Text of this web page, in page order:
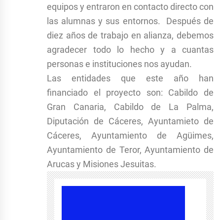
equipos y entraron en contacto directo con
las alumnas y sus entornos. Después de
diez años de trabajo en alianza, debemos
agradecer todo lo hecho y a cuantas
personas e instituciones nos ayudan.
Las entidades que este año han
financiado el proyecto son: Cabildo de
Gran Canaria, Cabildo de La Palma,
Diputación de Cáceres, Ayuntamieto de
Cáceres, Ayuntamiento de Agüimes,
Ayuntamiento de Teror, Ayuntamiento de
Arucas y Misiones Jesuitas.